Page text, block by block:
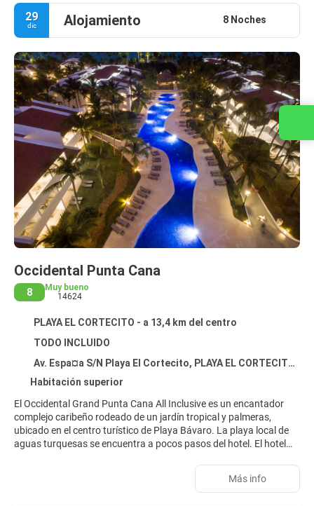
29
dic Alojamiento 8 Noches
Occidental Punta Cana
8
Muy bueno
14624
PLAYA EL CORTECITO - a 13,4 km del centro
TODO INCLUIDO
Av. Espa¤a S/N Playa El Cortecito, PLAYA EL CORTECITO 33126
Habitación superior
El Occidental Grand Punta Cana All Inclusive es un encantador
complejo caribeño rodeado de un jardín tropical y palmeras,
ubicado en el centro turístico de Playa Bávaro. La playa local de
aguas turquesas se encuentra a pocos pasos del hotel. El hotel
incluido. Además, cuenta con 7 bares, una discoteca, un
restaurante buffet, restaurantes a la carta y otras opciones
Más info
Contacta con nosotros